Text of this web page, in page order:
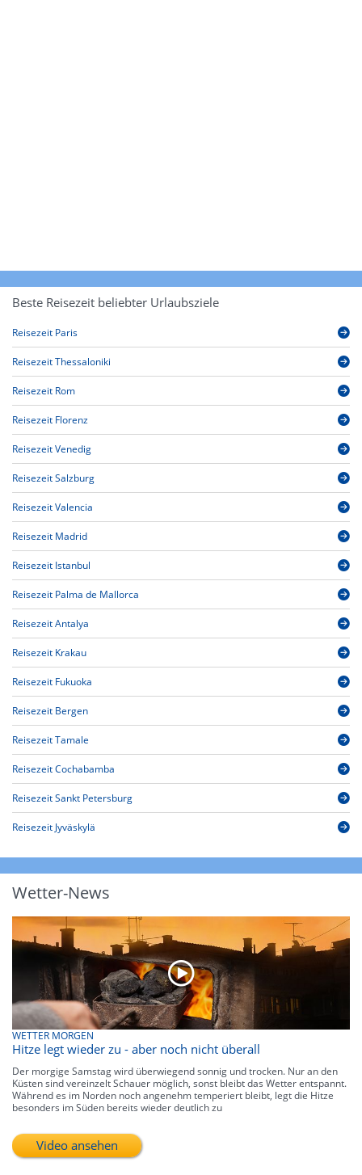
Beste Reisezeit beliebter Urlaubsziele
Reisezeit Paris
Reisezeit Thessaloniki
Reisezeit Rom
Reisezeit Florenz
Reisezeit Venedig
Reisezeit Salzburg
Reisezeit Valencia
Reisezeit Madrid
Reisezeit Istanbul
Reisezeit Palma de Mallorca
Reisezeit Antalya
Reisezeit Krakau
Reisezeit Fukuoka
Reisezeit Bergen
Reisezeit Tamale
Reisezeit Cochabamba
Reisezeit Sankt Petersburg
Reisezeit Jyväskylä
Wetter-News
WETTER MORGEN
Hitze legt wieder zu - aber noch nicht überall
Der morgige Samstag wird überwiegend sonnig und trocken. Nur an den
Küsten sind vereinzelt Schauer möglich, sonst bleibt das Wetter entspannt.
Während es im Norden noch angenehm temperiert bleibt, legt die Hitze
besonders im Süden bereits wieder deutlich zu
Video ansehen